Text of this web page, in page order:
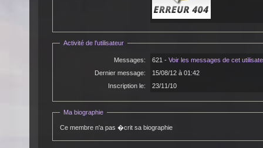
Activité de l'utilisateur
Messages: 621 - Voir les messages de cet
Dernier message:
15/08/12 à 01:42
Inscription le:
23/11/10
Ma biographie
Ce membre n'a pas �crit sa biographie